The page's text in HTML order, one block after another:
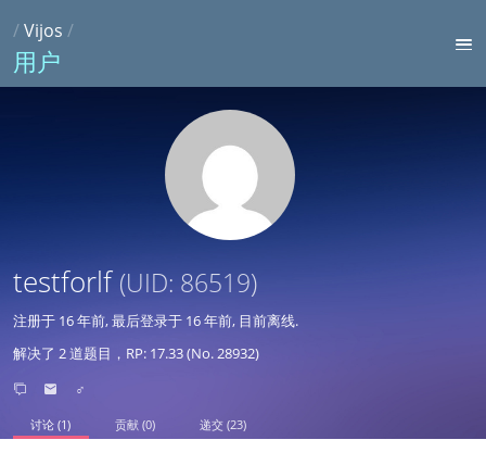
/Vijos /
用户
testforlf (UID: 86519)
注册于 16 年前, 最后登录于 16 年前, 目前离线.
解决了 2 道题目，RP: 17.33 (No. 28932)
♂
讨论 (1) 贡献 (0) 递交 (23)